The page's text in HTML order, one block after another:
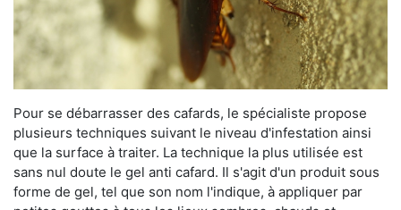
Pour se débarrasser des cafards, le spécialiste propose
plusieurs techniques suivant le niveau d'infestation ainsi
que la surface à traiter. La technique la plus utilisée est
sans nul doute le gel anti cafard. Il s'agit d'un produit sous
forme de gel, tel que son nom l'indique, à appliquer par